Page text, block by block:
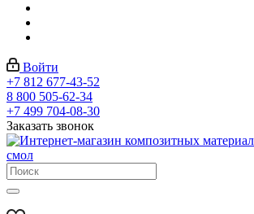
Войти
+7 812 677-43-52
8 800 505-62-34
+7 499 704-08-30
Заказать звонок